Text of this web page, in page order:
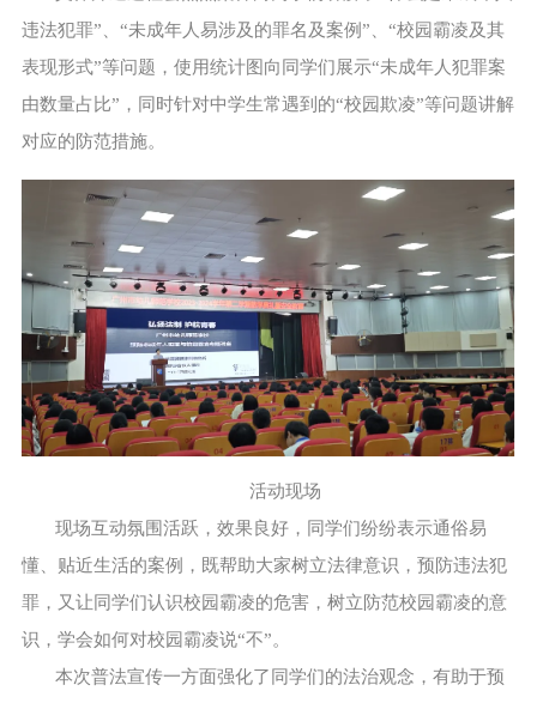
违法犯罪”、“未成年人易涉及的罪名及案例”、“校园霸凌及其
表现形式”等问题，使用统计图向同学们展示“未成年人犯罪案
由数量占比”，同时针对中学生常遇到的“校园欺凌”等问题讲解
对应的防范措施。
活动现场
现场互动氛围活跃，效果良好，同学们纷纷表示通俗易
懂、贴近生活的案例，既帮助大家树立法律意识，预防违法犯
罪，又让同学们认识校园霸凌的危害，树立防范校园霸凌的意
识，学会如何对校园霸凌说“不”。
本次普法宣传一方面强化了同学们的法治观念，有助于预